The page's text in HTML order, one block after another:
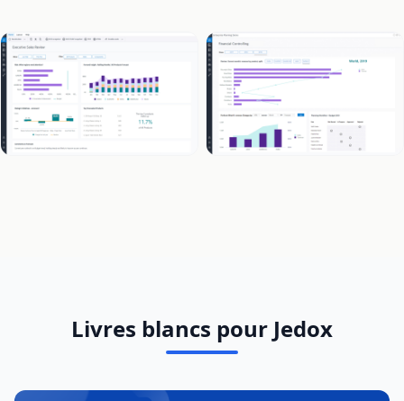
Livres blancs pour Jedox